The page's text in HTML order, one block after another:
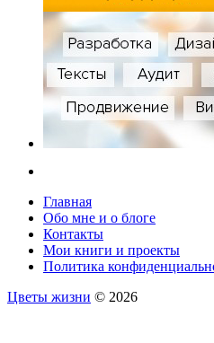
Главная
Обо мне и о блоге
Контакты
Мои книги и проекты
Политика
Цветы жизни © 2026